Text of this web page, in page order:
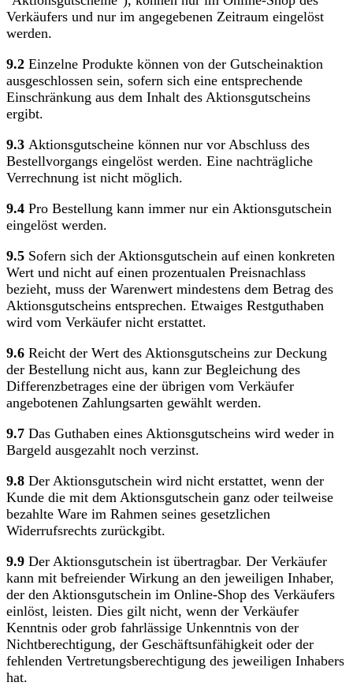
Verkäufers und nur im angegebenen Zeitraum eingelöst
werden.
9.2 Einzelne Produkte können von der Gutscheinaktion
ausgeschlossen sein, sofern sich eine entsprechende
Einschränkung aus dem Inhalt des Aktionsgutscheins
ergibt.
9.3 Aktionsgutscheine können nur vor Abschluss des
Bestellvorgangs eingelöst werden. Eine nachträgliche
Verrechnung ist nicht möglich.
9.4 Pro Bestellung kann immer nur ein Aktionsgutschein
eingelöst werden.
9.5 Sofern sich der Aktionsgutschein auf einen konkreten
Wert und nicht auf einen prozentualen Preisnachlass
bezieht, muss der Warenwert mindestens dem Betrag des
Aktionsgutscheins entsprechen. Etwaiges Restguthaben
wird vom Verkäufer nicht erstattet.
9.6 Reicht der Wert des Aktionsgutscheins zur Deckung
der Bestellung nicht aus, kann zur Begleichung des
Differenzbetrages eine der übrigen vom Verkäufer
angebotenen Zahlungsarten gewählt werden.
9.7 Das Guthaben eines Aktionsgutscheins wird weder in
Bargeld ausgezahlt noch verzinst.
9.8 Der Aktionsgutschein wird nicht erstattet, wenn der
Kunde die mit dem Aktionsgutschein ganz oder teilweise
bezahlte Ware im Rahmen seines gesetzlichen
Widerrufsrechts zurückgibt.
9.9 Der Aktionsgutschein ist übertragbar. Der Verkäufer
kann mit befreiender Wirkung an den jeweiligen Inhaber,
der den Aktionsgutschein im Online-Shop des Verkäufers
einlöst, leisten. Dies gilt nicht, wenn der Verkäufer
Kenntnis oder grob fahrlässige Unkenntnis von der
Nichtberechtigung, der Geschäftsunfähigkeit oder der
fehlenden Vertretungsberechtigung des jeweiligen Inhabers
hat.